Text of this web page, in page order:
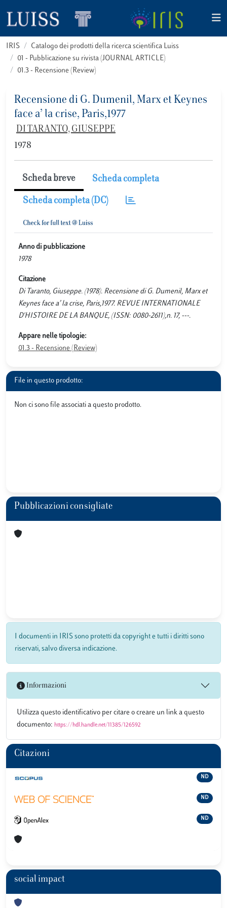
IRIS
Catalogo dei prodotti della ricerca scientifica Luiss
01 - Pubblicazione su rivista (JOURNAL ARTICLE)
01.3 - Recensione (Review)
Recensione di G. Dumenil, Marx et Keynes
face a’ la crise, Paris,1977
DI TARANTO, GIUSEPPE
1978
Scheda breve Scheda completa
Scheda completa (DC)
Anno di pubblicazione
1978
Citazione
Di Taranto, Giuseppe. (1978). Recensione di G. Dumenil, Marx et
Keynes face a’ la crise, Paris,1977. REVUE INTERNATIONALE
D'HISTOIRE DE LA BANQUE, (ISSN: 0080-2611),n. 17, ---.
Appare nelle tipologie:
01.3 - Recensione (Review)
File in questo prodotto:
Non ci sono file associati a questo prodotto.
Pubblicazioni consigliate
I documenti in IRIS sono protetti da copyright e tutti i diritti sono
riservati, salvo diversa indicazione.
Informazioni
Utilizza questo identificativo per citare o creare un link a questo
documento: https://hdl.handle.net/11385/126592
Citazioni
ND
ND
ND
social impact